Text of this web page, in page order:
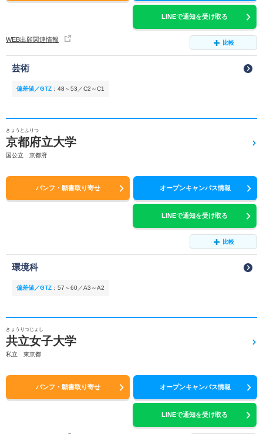
LINEで通知を受け取る
WEB出願関連情報 比較
芸術
偏差値／GTZ ： 48～53／C2～C1
きょうとふりつ
京都府立大学
国公立 京都府
パンフ・願書取り寄せ オープンキャンパス情報
LINEで通知を受け取る
比較
環境科
偏差値／GTZ ： 57～60／A3～A2
きょうりつじょし
共立女子大学
私立 東京都
パンフ・願書取り寄せ オープンキャンパス情報
LINEで通知を受け取る